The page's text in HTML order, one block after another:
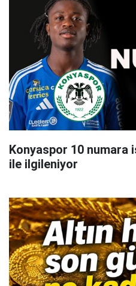
Konyaspor 10 numara
ile ilgileniyor